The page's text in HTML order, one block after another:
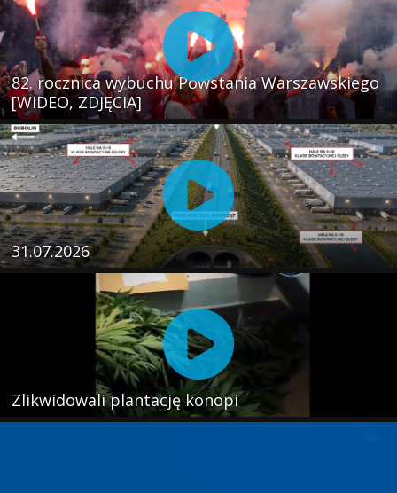
82. rocznica wybuchu Powstania Warszawskiego
[WIDEO, ZDJĘCIA]
31.07.2026
Zlikwidowali plantację konopi